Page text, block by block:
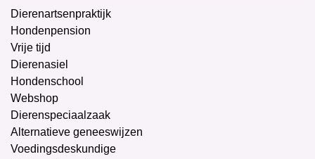
Dierenartsenpraktijk
Hondenpension
Vrije tijd
Dierenasiel
Hondenschool
Webshop
Dierenspeciaalzaak
Alternatieve geneeswijzen
Voedingsdeskundige